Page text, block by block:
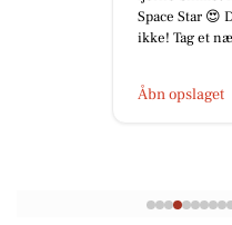
Space Star 😍
ikke! Tag et
Åbn opslaget